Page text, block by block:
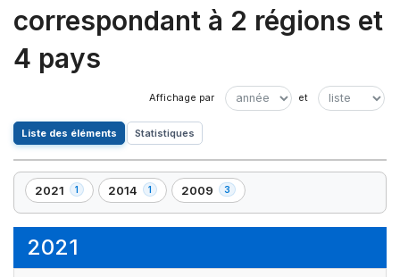
correspondant à 2 régions et
4 pays
Liste des éléments Statistiques
2021 1
,
1
2014 1
,
1
2009 3
,
3
2021